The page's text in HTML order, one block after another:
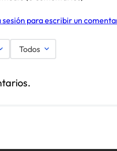
para escribir un
Todos